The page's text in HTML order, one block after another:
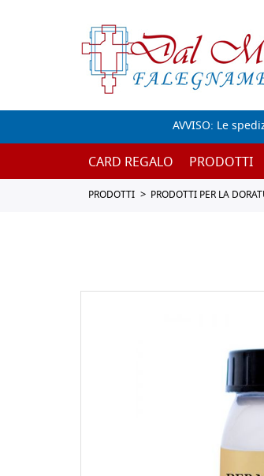
AVVISO: Le
CARD REGALO PRODOTTI
PRODOTTI PRODOTTI PER LA